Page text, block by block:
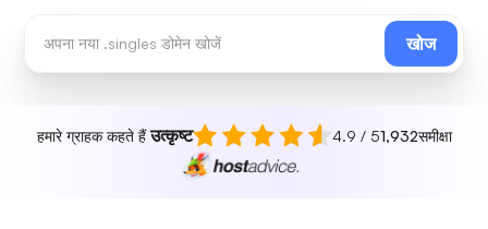
खोज
हमारे ग्राहक कहते हैंउत्कृष्ट 4.9 / 51,932समीक्षा